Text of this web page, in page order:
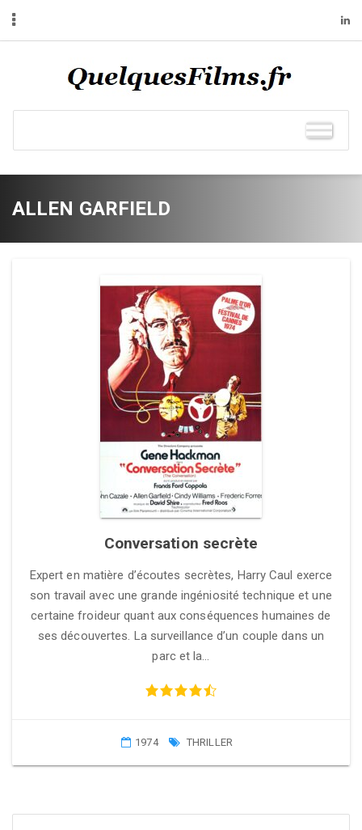
ALLEN GARFIELD
Conversation secrète
Expert en matière d’écoutes secrètes, Harry Caul exerce
son travail avec une grande ingéniosité technique et une
certaine froideur quant aux conséquences humaines de
ses découvertes. La surveillance d’un couple dans un
parc et la…
1974 THRILLER